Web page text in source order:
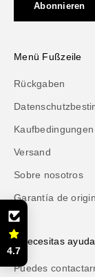
Abonnieren
Menü Fußzeile
Rückgaben
Versand
Sobre nosotros
Garantía de
¿Necesitas
Puedes
4.7